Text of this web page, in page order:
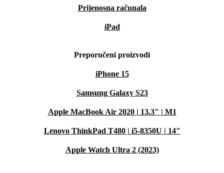
Prijenosna računala
iPad
Preporučeni proizvodi
iPhone 15
Samsung Galaxy S23
Apple MacBook Air 2020 | 13.3" | M1
Lenovo ThinkPad T480 | i5-8350U | 14"
Apple Watch Ultra 2 (2023)